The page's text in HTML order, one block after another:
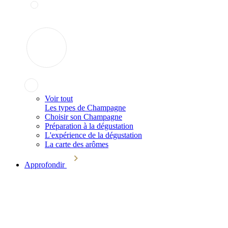
Voir tout
Les types de Champagne
Choisir son Champagne
Préparation à la dégustation
L'expérience de la dégustation
La carte des arômes
Approfondir